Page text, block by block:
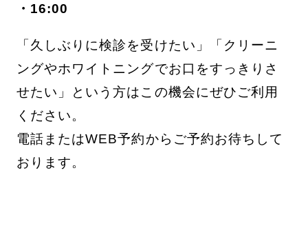
・16:00
「久しぶりに検診を受けたい」「クリーニ
ングやホワイトニングでお口をすっきりさ
せたい」という方はこの機会にぜひご利用
ください。
電話またはWEB予約からご予約お待ちして
おります。